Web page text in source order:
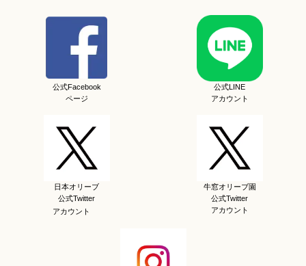
公式Facebook
ページ
公式LINE
アカウント
日本オリーブ
公式Twitter
アカウント
牛窓オリーブ園
公式Twitter
アカウント